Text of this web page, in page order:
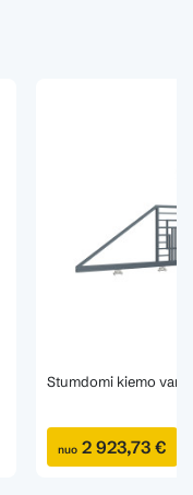
Stumdomi kiemo
nuo2 923,73 €